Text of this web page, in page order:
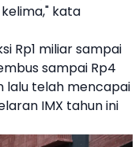
kata
Rp1 miliar sampai
sampai Rp4
lalu telah mencapai
IMX tahun ini